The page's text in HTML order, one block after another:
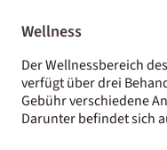
Wellness
Der Wellnessbereich
verfügt über drei
Gebühr verschiedene
Darunter befindet sich